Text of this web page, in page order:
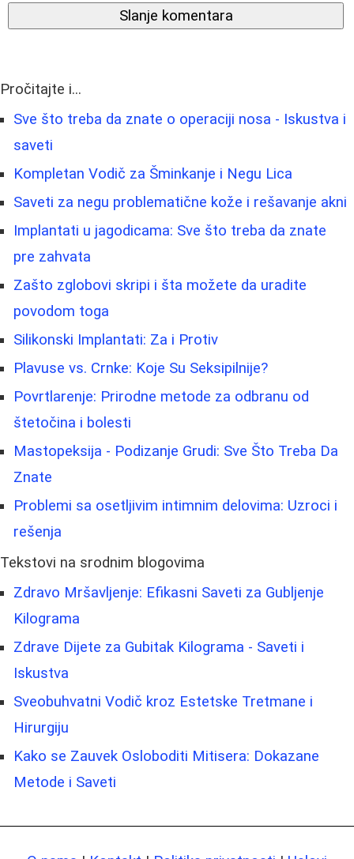
Slanje komentara
Pročitajte i...
Sve što treba da znate o operaciji nosa - Iskustva i
saveti
Kompletan Vodič za Šminkanje i Negu Lica
Saveti za negu problematične kože i rešavanje akni
Implantati u jagodicama: Sve što treba da znate
pre zahvata
Zašto zglobovi skripi i šta možete da uradite
povodom toga
Silikonski Implantati: Za i Protiv
Plavuse vs. Crnke: Koje Su Seksipilnije?
Povrtlarenje: Prirodne metode za odbranu od
štetočina i bolesti
Mastopeksija - Podizanje Grudi: Sve Što Treba Da
Znate
Problemi sa osetljivim intimnim delovima: Uzroci i
rešenja
Tekstovi na srodnim blogovima
Zdravo Mršavljenje: Efikasni Saveti za Gubljenje
Kilograma
Zdrave Dijete za Gubitak Kilograma - Saveti i
Iskustva
Sveobuhvatni Vodič kroz Estetske Tretmane i
Hirurgiju
Kako se Zauvek Osloboditi Mitisera: Dokazane
Metode i Saveti